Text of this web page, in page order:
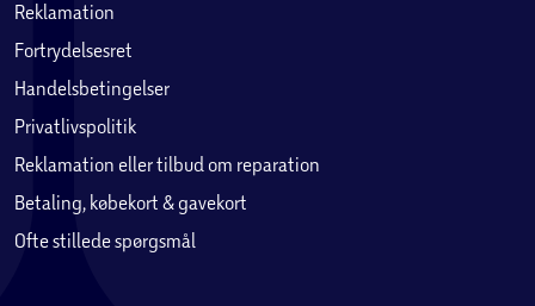
Reklamation
Fortrydelsesret
Handelsbetingelser
Privatlivspolitik
Reklamation eller tilbud om reparation
Betaling, købekort & gavekort
Ofte stillede spørgsmål